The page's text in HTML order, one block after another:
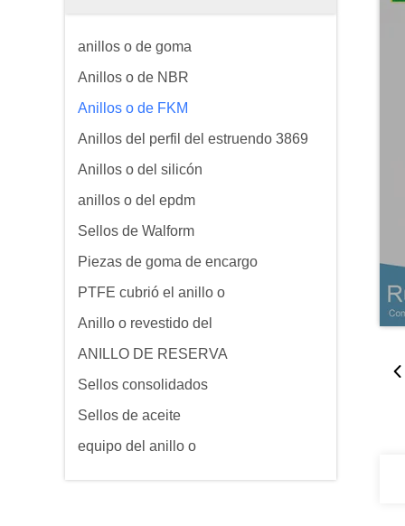
anillos o de goma
Anillos o de NBR
Anillos o de FKM
Anillos del perfil del estruendo 3869
Anillos o del silicón
anillos o del epdm
Sellos de Walform
Piezas de goma de encargo
PTFE cubrió el anillo o
Anillo o revestido del
ANILLO DE RESERVA
Sellos consolidados
Sellos de aceite
equipo del anillo o